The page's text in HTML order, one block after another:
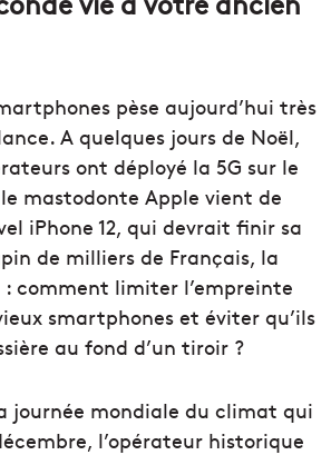
pèse aujourd’hui très
A quelques jours de Noël,
ont déployé la 5G sur le
mastodonte Apple vient de
iPhone 12, qui devrait finir sa
de milliers de Français, la
: comment limiter l’empreinte
smartphones et éviter qu’ils
au fond d’un tiroir ?
journée mondiale du climat qui
l’opérateur historique